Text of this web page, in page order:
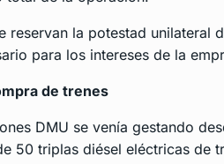
reservan la potestad unilateral
para los intereses de la
de trenes
DMU se venía gestando
50 triplas diésel eléctricas de